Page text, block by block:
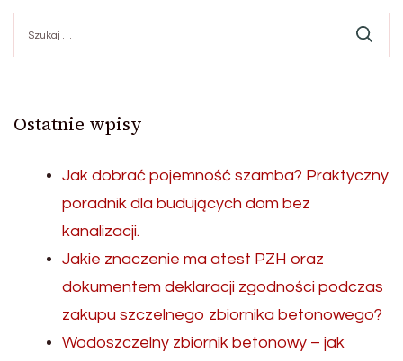
Ostatnie wpisy
Jak dobrać pojemność szamba? Praktyczny
poradnik dla budujących dom bez
kanalizacji.
Jakie znaczenie ma atest PZH oraz
dokumentem deklaracji zgodności podczas
zakupu szczelnego zbiornika betonowego?
Wodoszczelny zbiornik betonowy – jak